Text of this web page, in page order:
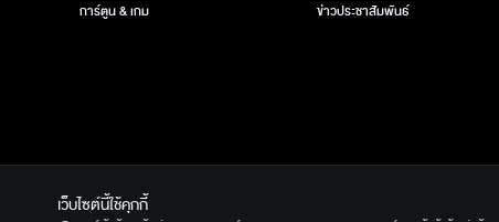
การ์ตูน & เกม
ข่าวประชาสัมพันธ์
เว็บไซต์นี้ใช้คุกกี้